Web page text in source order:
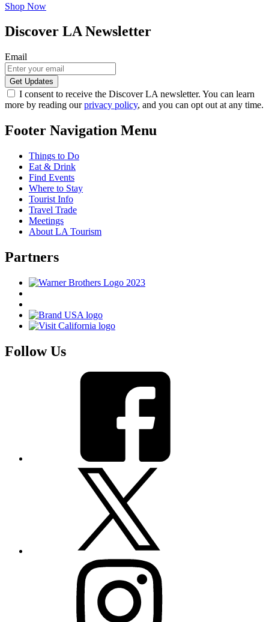
Shop Now
Discover LA Newsletter
Email
I consent to receive the Discover LA newsletter. You can learn
more by reading ourprivacy policy, and you can opt out at any time.
Footer Navigation Menu
Things to Do
Eat & Drink
Find Events
Where to Stay
Tourist Info
Travel Trade
Meetings
About LA Tourism
Partners
Follow Us